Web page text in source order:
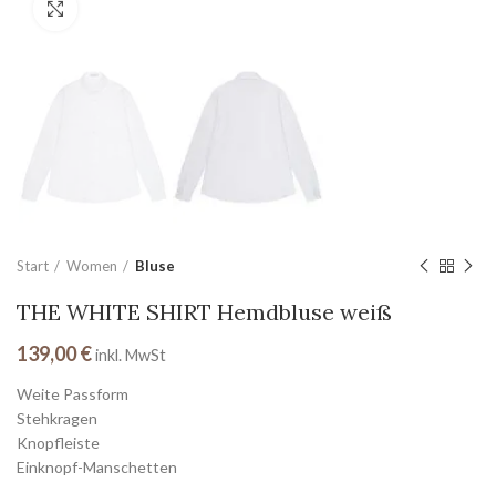
Start Women Bluse
THE WHITE SHIRT Hemdbluse weiß
139,00€inkl. MwSt
Weite Passform
Stehkragen
Knopfleiste
Einknopf-Manschetten